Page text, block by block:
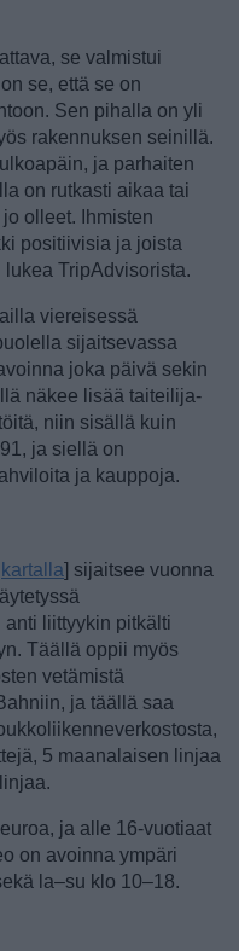
se valmistui
se, että se on
Sen pihalla on yli
rakennuksen seinillä.
ja parhaiten
on rutkasti aikaa tai
olleet. Ihmisten
positiivisia ja joista
TripAdvisorista.
viereisessä
sijaitsevassa
joka päivä sekin
näkee lisää taiteilija-
niin sisällä kuin
ja siellä on
ja kauppoja.
kartalla ] sijaitsee vuonna
liittyykin pitkälti
Täällä oppii myös
vetämistä
ja täällä saa
5 maanalaisen linjaa
ja alle 16-vuotiaat
on avoinna ympäri
la–su klo 10–18.